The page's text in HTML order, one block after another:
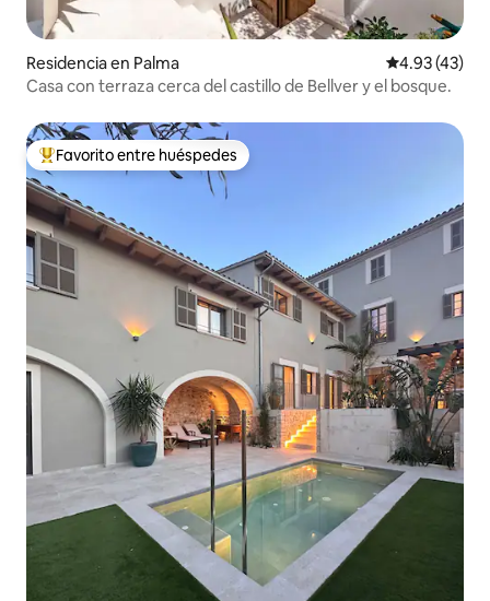
Residencia en Palma Calificación
4.93 (43)
Casa con terraza cerca del castillo de Bellver y el bosque.
De los mejores en Favorito entre huéspedes
Favorito entre huéspedes